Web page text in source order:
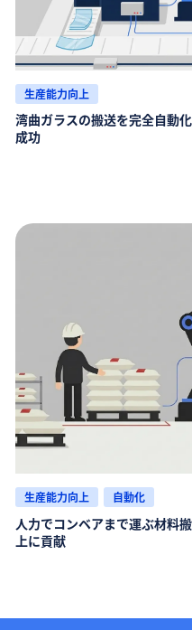
生産能力向上
湾曲ガラスの搬送を完全自動
成功
生産能力向上 自動化
人力でコンベアまで運ぶ材料
上に貢献